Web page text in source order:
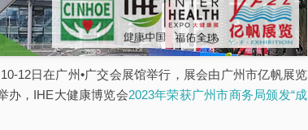
12日在广州•广交会展馆举行，展会由广州市亿帆展览
办，IHE大健康博览会2023年荣获广州市商务局颁发“成